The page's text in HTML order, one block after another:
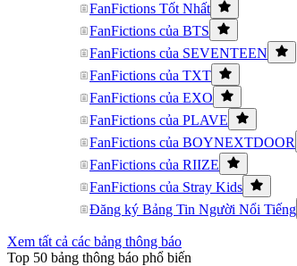
FanFictions Tốt Nhất
FanFictions của BTS
FanFictions của SEVENTEEN
FanFictions của TXT
FanFictions của EXO
FanFictions của PLAVE
FanFictions của BOYNEXTDOOR
FanFictions của RIIZE
FanFictions của Stray Kids
Đăng ký Bảng Tin Người Nổi Tiếng
Xem tất cả các bảng thông báo
Top 50 bảng thông báo phổ biến